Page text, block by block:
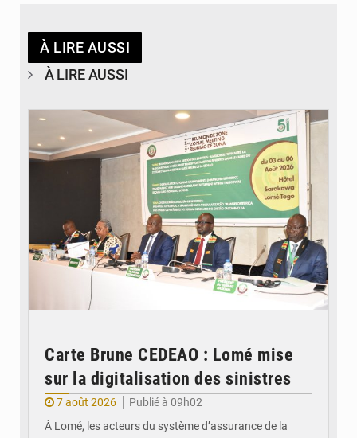
À LIRE AUSSI
À LIRE AUSSI
Carte Brune CEDEAO : Lomé mise
sur la digitalisation des sinistres
7 août 2026
Publié à 09h02
À Lomé, les acteurs du système d’assurance de la